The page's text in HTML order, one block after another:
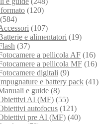
(120)
(584)
(107)
e alimentatori (19)
(37)
a pellicola AF (16)
a pellicola MF (16)
digitali (9)
e battery pack (41)
e guide (8)
AI (MF) (55)
autofocus (121)
pre AI (MF) (40)